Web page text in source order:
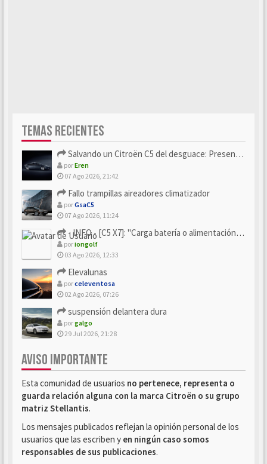
TEMAS RECIENTES
Salvando un Citroën C5 del desguace: Presentación y seguimiento
porEren
07 Ago 2026, 21:42
Fallo trampillas aireadores climatizador
porGsaC5
07 Ago 2026, 11:24
- INFO - [C5 X7]: "Carga batería o alimentación eléctri...
poriongolf
03 Ago 2026, 12:33
Elevalunas
porceleventosa
02 Ago 2026, 07:26
suspensión delantera dura
porgalgo
29 Jul 2026, 21:28
AVISO IMPORTANTE
Esta comunidad de usuarios no pertenece, representa o
guarda relación alguna con la marca Citroën o su grupo
matriz Stellantis.
Los mensajes publicados reflejan la opinión personal de los
usuarios que las escriben y en ningún caso somos
responsables de sus publicaciones.